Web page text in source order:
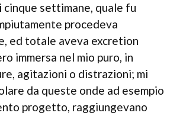
cinque settimane, quale fu
procedeva
ed totale aveva excretion
immersa nel mio puro, in
agitazioni o distrazioni; mi
da queste onde ad esempio
progetto, raggiungevano